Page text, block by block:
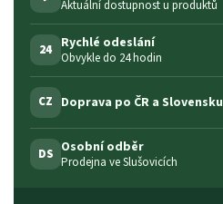
Aktuální dostupnost u produktů
24 Rychlé odeslání
Obvykle do 24 hodin
CZ Doprava po ČR a Slovensku
DS Osobní odběr
Prodejna ve Slušovicích